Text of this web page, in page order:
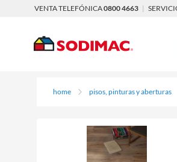
VENTA TELEFÓNICA0800 4663 |
home pisos, pinturas y aberturas